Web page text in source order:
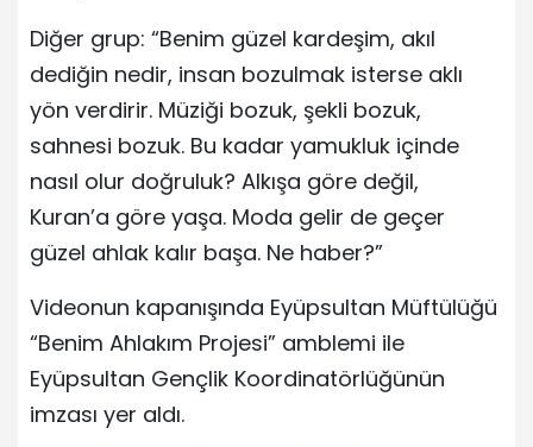
Diğer grup: “Benim güzel kardeşim, akıl
dediğin nedir, insan bozulmak isterse aklı
yön verdirir. Müziği bozuk, şekli bozuk,
sahnesi bozuk. Bu kadar yamukluk içinde
nasıl olur doğruluk? Alkışa göre değil,
Kuran’a göre yaşa. Moda gelir de geçer
güzel ahlak kalır başa. Ne haber?”
Videonun kapanışında Eyüpsultan Müftülüğü
“Benim Ahlakım Projesi” amblemi ile
Eyüpsultan Gençlik Koordinatörlüğünün
imzası yer aldı.